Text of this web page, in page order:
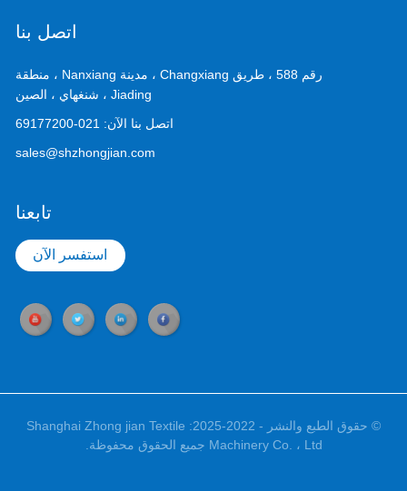
اتصل بنا
رقم 588 ، طريق Changxiang ، مدينة Nanxiang ، منطقة
Jiading ، شنغهاي ، الصين
اتصل بنا الآن: 021-69177200
sales@shzhongjian.com
تابعنا
استفسر الآن
© حقوق الطبع والنشر - 2022-2025: Shanghai Zhong jian Textile
Machinery Co. ، Ltd جميع الحقوق محفوظة.